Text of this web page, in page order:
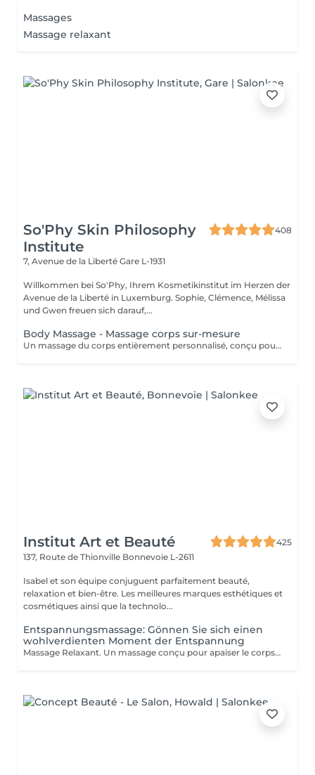
Massages
Massage relaxant
So'Phy Skin Philosophy
Institute
408
7, Avenue de la Liberté Gare L-1931
Willkommen bei So'Phy, Ihrem Kosmetikinstitut im Herzen der
Avenue de la Liberté in Luxemburg. Sophie, Clémence, Mélissa
und Gwen freuen sich darauf,...
Body Massage - Massage corps sur-mesure
Un massage du corps entièrement personnalisé, conçu pour s'adapter à vos besoins et aux tensions ressenties. Dès votre installation sur une table chauffante, tout est pensé pour favoriser le relâchement et le confort. L'huile utilisée est choisie selon vos préférences pour accompagner ce moment de détente. Grâce à une combinaison de manuvres enveloppantes, de pressions ciblées, d'étirements et de gestes drainants, ce massage agit en profondeur pour libérer les tensions, relâcher les zones contractées et procurer une sensation de légèreté. La pression et le rythme sont ajustés tout au long du soin afin de vous offrir un équilibre entre relaxation et efficacité. Une version adaptée est également proposée pour les femmes enceintes (45 minutes), garantissant un moment de détente en toute sécurité. Un soin idéal pour relâcher les tensions du corps, apaiser l'esprit et retrouver une sensation de bien-être global.
Institut Art et Beauté
425
137, Route de Thionville Bonnevoie L-2611
Isabel et son équipe conjuguent parfaitement beauté,
relaxation et bien-être. Les meilleures marques esthétiques et
cosmétiques ainsi que la technolo...
Entspannungsmassage: Gönnen Sie sich einen
wohlverdienten Moment der Entspannung
Massage Relaxant. Un massage conçu pour apaiser le corps et l'esprit, soulager les tensions et vous offrir un moment de pure détente pour homme et femme, Détente Musculaire : Les mouvements doux et enveloppants relâchent les tensions accumulées, offrant une sensation de légèreté et de bien-être physique. Revitalisation de l'Esprit : Un massage relaxant aide à clarifier les pensées et à retrouver une paix intérieure, indispensable pour affronter le quotidien avec sérénité. Réduction du Stress : Les massages relaxants permettent de diminuer les niveaux de stress en induisant une profonde relaxation et en équilibrant les émotions. Amélioration du Sommeil : En relaxant les muscles et en calmant l'esprit, ces massages favorisent un sommeil réparateur et de meilleure qualité. Praticiennes Qualifiées : Sont spécialisés dans les techniques de relaxation pour vous offrir une expérience relaxante. Ambiance Apaisante : Profitez d'un environnement calme idéal pour une évasion . Adapté à Tous : Que vous soyez un homme ou une femme, nos massages sont personnalisés pour répondre à vos besoins spécifiques. Accordez-vous un moment de paix et de détente car personne ne le mérite plus que vous.